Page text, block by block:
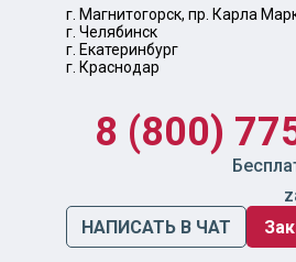
г. Магнитогорск, пр. Карла
г. Челябинск
г. Екатеринбург
г. Краснодар
8 (800)
НАПИСАТЬ В ЧАТ